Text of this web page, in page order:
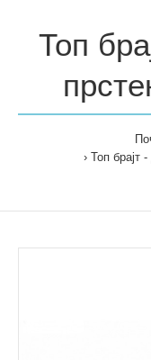
Топ
Топ брајт